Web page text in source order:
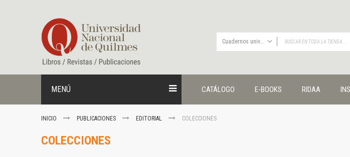
contenido
Publicaciones
Editorial
MENÚ CATÁLOGO E-BOOKS RIDAA
INICIO PUBLICACIONES EDITORIAL COLECCIONES
COLECCIONES